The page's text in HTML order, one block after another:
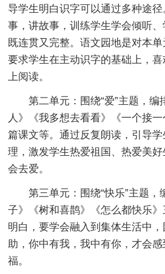
导学生明白识字可以通过多种途径
事，讲故事，训练学生学会倾听
既连贯又完整。语文园地是对本单
要求学生在主动识字的基础上，
上阅读。
第二单元：围绕“爱”主题，编
人》《我多想去看看》《一个接
篇课文等。通过反复朗读，引导
理，激发学生热爱祖国、热爱美
会去爱。
第三单元：围绕“快乐”主题，
子》《树和喜鹊》《怎么都快乐
明白，要学会融入到集体生活中
助，你中有我，我中有你，才会
福。